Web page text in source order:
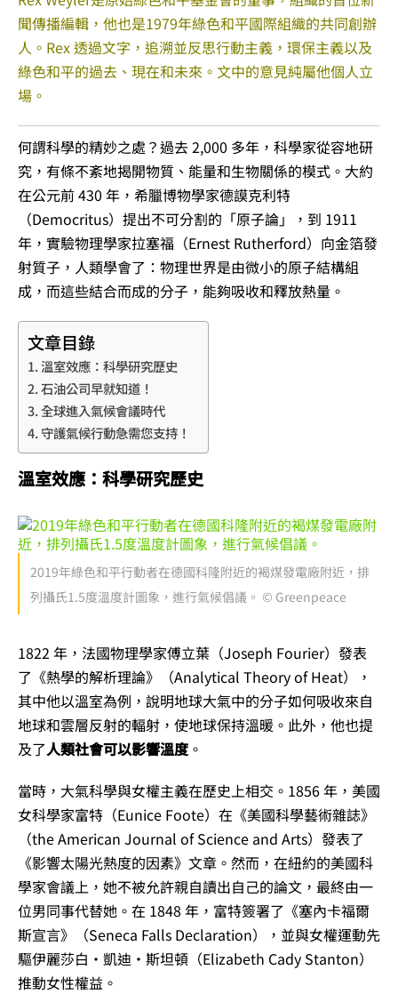
聞傳播編輯，他也是1979年綠色和平國際組織的共同創辦
人。Rex 透過文字，追溯並反思行動主義，環保主義以及
綠色和平的過去、現在和未來。文中的意見純屬他個人立
場。
何謂科學的精妙之處？過去 2,000 多年，科學家從容地研
究，有條不紊地揭開物質、能量和生物關係的模式。大約
在公元前 430 年，希臘博物學家德謨克利特
（Democritus）提出不可分割的「原子論」，到 1911
年，實驗物理學家拉塞福（Ernest Rutherford）向金箔發
射質子，人類學會了：物理世界是由微小的原子結構組
成，而這些結合而成的分子，能夠吸收和釋放熱量。
文章目錄
溫室效應：科學研究歷史
石油公司早就知道！
全球進入氣候會議時代
守護氣候行動急需您支持！
溫室效應：科學研究歷史
2019年綠色和平行動者在德國科隆附近的褐煤發電廠附近，排
列攝氏1.5度溫度計圖象，進行氣候倡議。 © Greenpeace
1822 年，法國物理學家傅立葉（Joseph Fourier）發表
了《熱學的解析理論》（Analytical Theory of Heat），
其中他以溫室為例，說明地球大氣中的分子如何吸收來自
地球和雲層反射的輻射，使地球保持溫暖。此外，他也提
及了人類社會可以影響溫度。
當時，大氣科學與女權主義在歷史上相交。1856 年，美國
女科學家富特（Eunice Foote）在《美國科學藝術雜誌》
（the American Journal of Science and Arts）發表了
《影響太陽光熱度的因素》文章。然而，在紐約的美國科
學家會議上，她不被允許親自讀出自己的論文，最終由一
位男同事代替她。在 1848 年，富特簽署了《塞內卡福爾
斯宣言》（Seneca Falls Declaration），並與女權運動先
驅伊麗莎白‧凱迪‧斯坦頓（Elizabeth Cady Stanton）
推動女性權益。